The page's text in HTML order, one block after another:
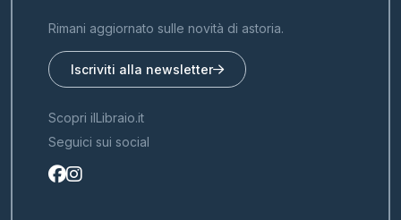
Rimani aggiornato sulle novità di astoria.
Iscriviti alla newsletter
Scopri ilLibraio.it
Seguici sui social